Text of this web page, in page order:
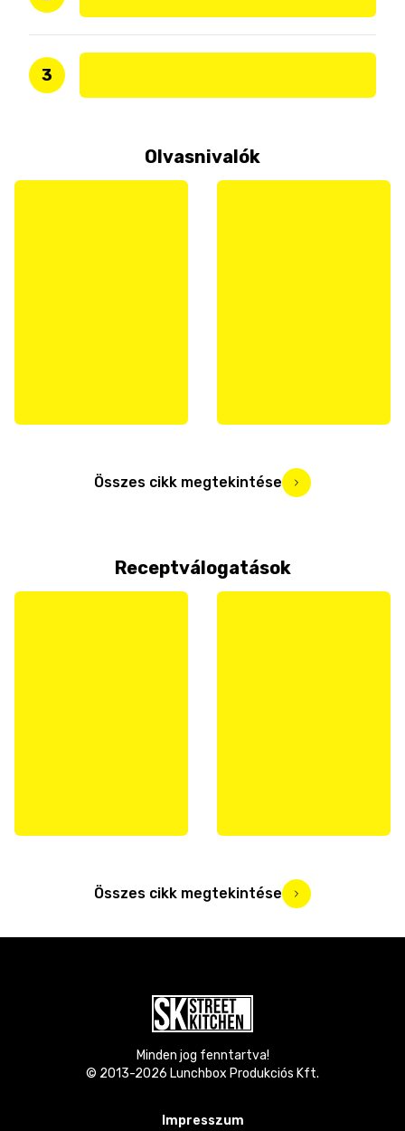
3
Olvasnivalók
Összes cikk megtekintése
Receptválogatások
Összes cikk megtekintése
Minden jog fenntartva!
© 2013-2026 Lunchbox Produkciós Kft.
Impresszum